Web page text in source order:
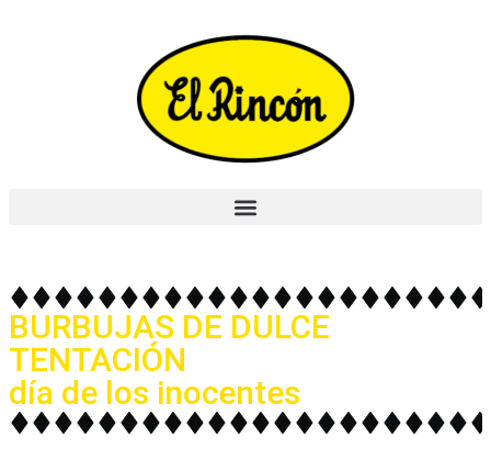
BURBUJAS DE DULCE
TENTACIÓN
día de los inocentes